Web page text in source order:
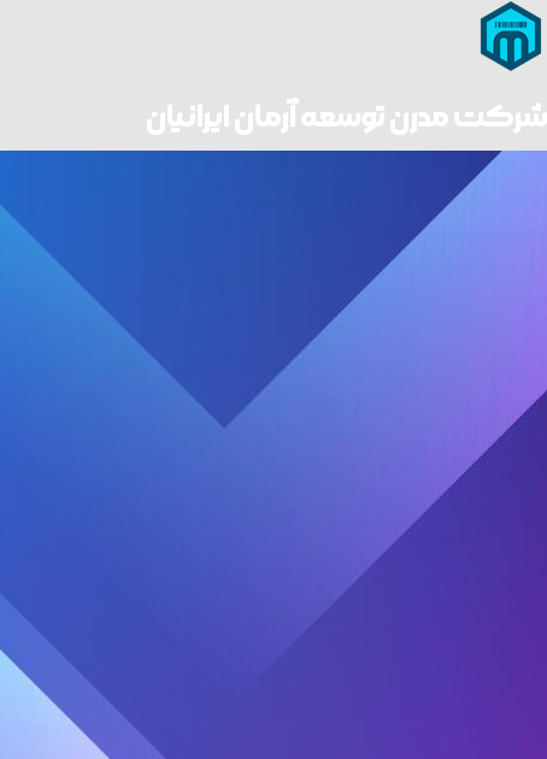
شرکت مدرن توسعه آرمان ایرانیان